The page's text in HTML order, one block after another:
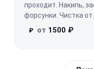
проходит. Накипь,
форсунки. Чистка от
₽ от 1500 ₽